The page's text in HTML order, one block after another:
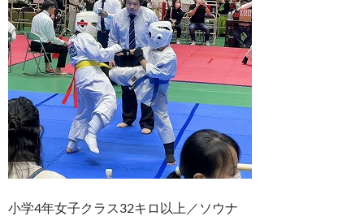
小学4年女子クラス32キロ以上／ソウナ